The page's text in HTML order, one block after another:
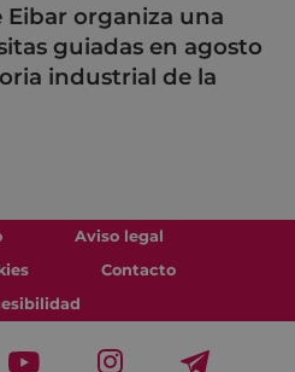
organiza una
guiadas en agosto
industrial de la
Aviso legal
Contacto